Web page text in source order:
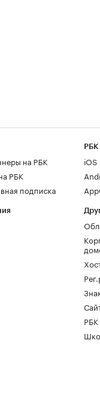
на РБК
РБК
подписка
РБК
iOS